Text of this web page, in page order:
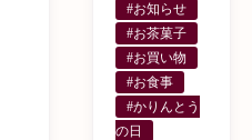
#お知らせ
#お茶菓子
#お買い物
#お食事
#かりんとう
の日